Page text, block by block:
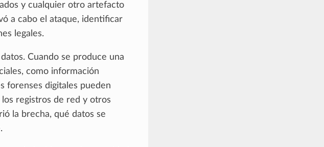
y cualquier otro artefacto
a cabo el ataque, identificar
legales.
Cuando se produce una
como información
forenses digitales pueden
registros de red y otros
la brecha, qué datos se